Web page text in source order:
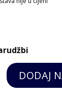
DODAJ